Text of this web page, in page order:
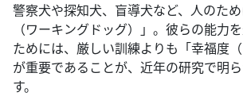
警察犬や探知犬、盲導犬など、人のた
（ワーキングドッグ）」。彼らの能力
ためには、厳しい訓練よりも「幸福度（
が重要であることが、近年の研究で明
す。